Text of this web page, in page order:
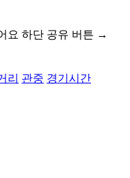
요 하단 공유 버튼 →
리 관중 경기시간